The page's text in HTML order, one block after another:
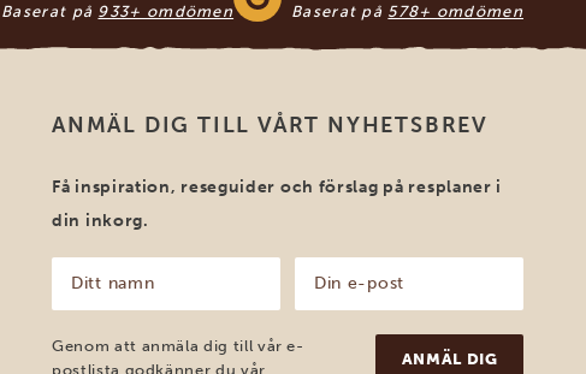
Baserat på 933+ omdömen Baserat på 578+ omdömen
ANMÄL DIG TILL VÅRT NYHETSBREV
Få inspiration, reseguider och förslag på resplaner i
din inkorg.
namn
(Obligatoriskt)
post
(Obligatoriskt)
Genom att anmäla dig till vår e-
postlista godkänner du vår